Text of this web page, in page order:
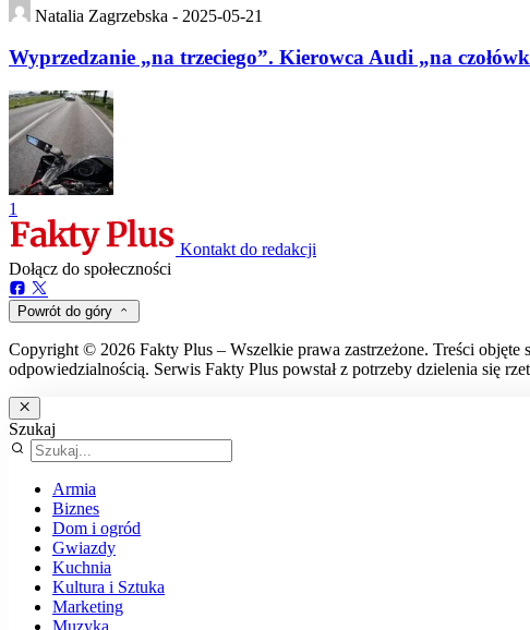
Natalia Zagrzebska - 2025-05-21
Wyprzedzanie „na trzeciego”. Kierowca Audi „na
1
Kontakt do redakcji
Dołącz do społeczności
Powrót do góry
Copyright © 2026 Fakty Plus – Wszelkie prawa zastrzeżone. Treści
odpowiedzialnością. Serwis Fakty Plus powstał z potrzeby dzielenia się
Szukaj
Armia
Biznes
Dom i ogród
Gwiazdy
Kuchnia
Kultura i Sztuka
Marketing